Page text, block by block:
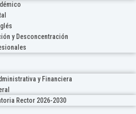
y Desconcentración
y Financiera
Rector 2026-2030